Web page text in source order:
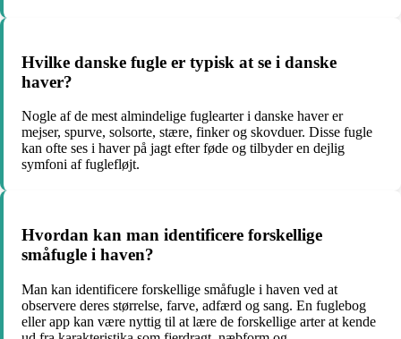
Hvilke danske fugle er typisk at se i danske
haver?
Nogle af de mest almindelige fuglearter i danske haver er
mejser, spurve, solsorte, stære, finker og skovduer. Disse fugle
kan ofte ses i haver på jagt efter føde og tilbyder en dejlig
symfoni af fuglefløjt.
Hvordan kan man identificere forskellige
småfugle i haven?
Man kan identificere forskellige småfugle i haven ved at
observere deres størrelse, farve, adfærd og sang. En fuglebog
eller app kan være nyttig til at lære de forskellige arter at kende